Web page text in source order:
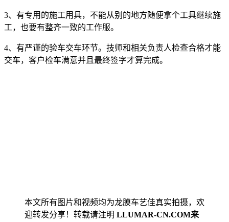
3、有专用的施工用具，不能从别的地方随便拿个工具继续施
工，也要有整齐一致的工作服。
4、有严谨的验车交车环节。技师和相关负责人检查合格才能
交车，客户检车满意并且最终签字才算完成。
本文所有图片和视频均为龙膜车艺佳真实拍摄，欢
迎转发分享！转载请注明 LLUMAR-CN.COM来